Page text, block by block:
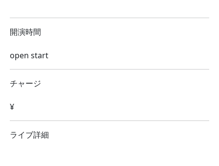
開演時間
open start
チャージ
¥
ライブ詳細